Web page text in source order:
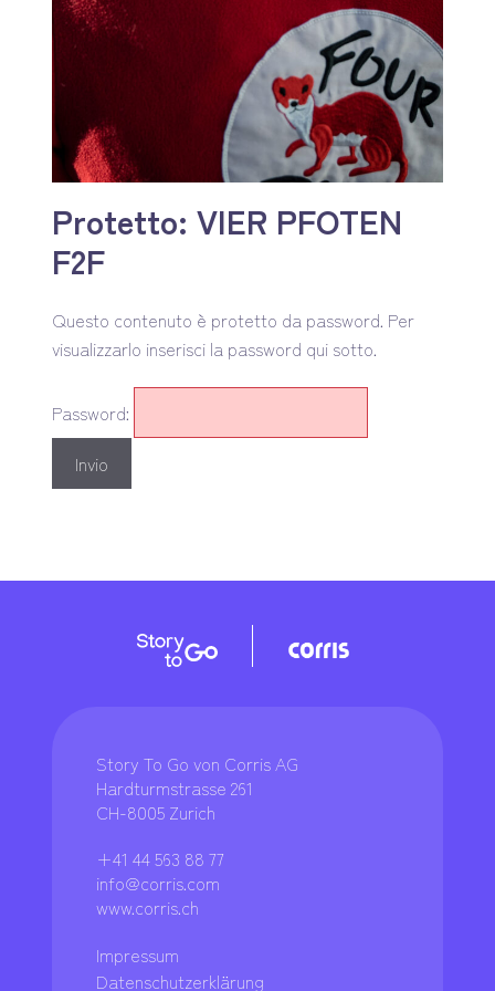
Protetto: VIER PFOTEN
F2F
Questo contenuto è protetto da password. Per
visualizzarlo inserisci la password qui sotto.
Password:
Story To Go von Corris AG
Hardturmstrasse 261
CH-8005 Zurich
+41 44 563 88 77
info@corris.com
www.corris.ch
Impressum
Datenschutzerklärung